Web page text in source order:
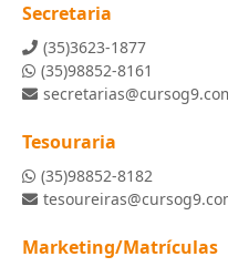
(35)98852-8161
secretarias@cursog9.com
Tesouraria
tesoureiras@cursog9.com
Marketing/Matrículas
marketing@cursog9.com